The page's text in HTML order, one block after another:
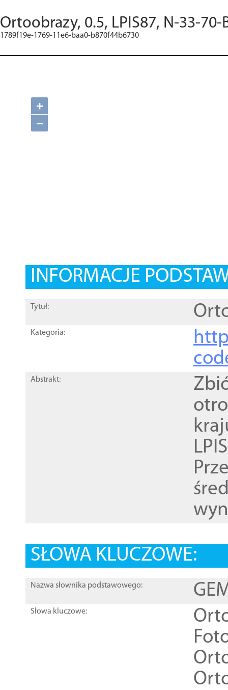
Ortoobrazy, 0.5, LPIS87, N-33-70-
1789f19e-1769-11e6-baa0-b870f44b6730
+
−
INFORMACJE
Tytuł:
Kategoria:
Abstrakt:
SŁOWA KLUCZOWE:
Nazwa słownika podstawowego:
Słowa kluczowe: